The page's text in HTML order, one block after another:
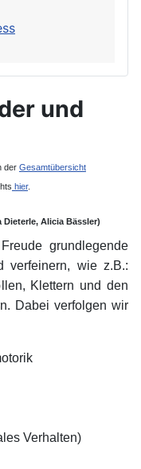
und
der Gesamtübersicht
hier.
Dieterle, Alicia Bässler)
grundlegende
verfeinern, wie z.B.:
Klettern und den
Dabei verfolgen wir
Verhalten)